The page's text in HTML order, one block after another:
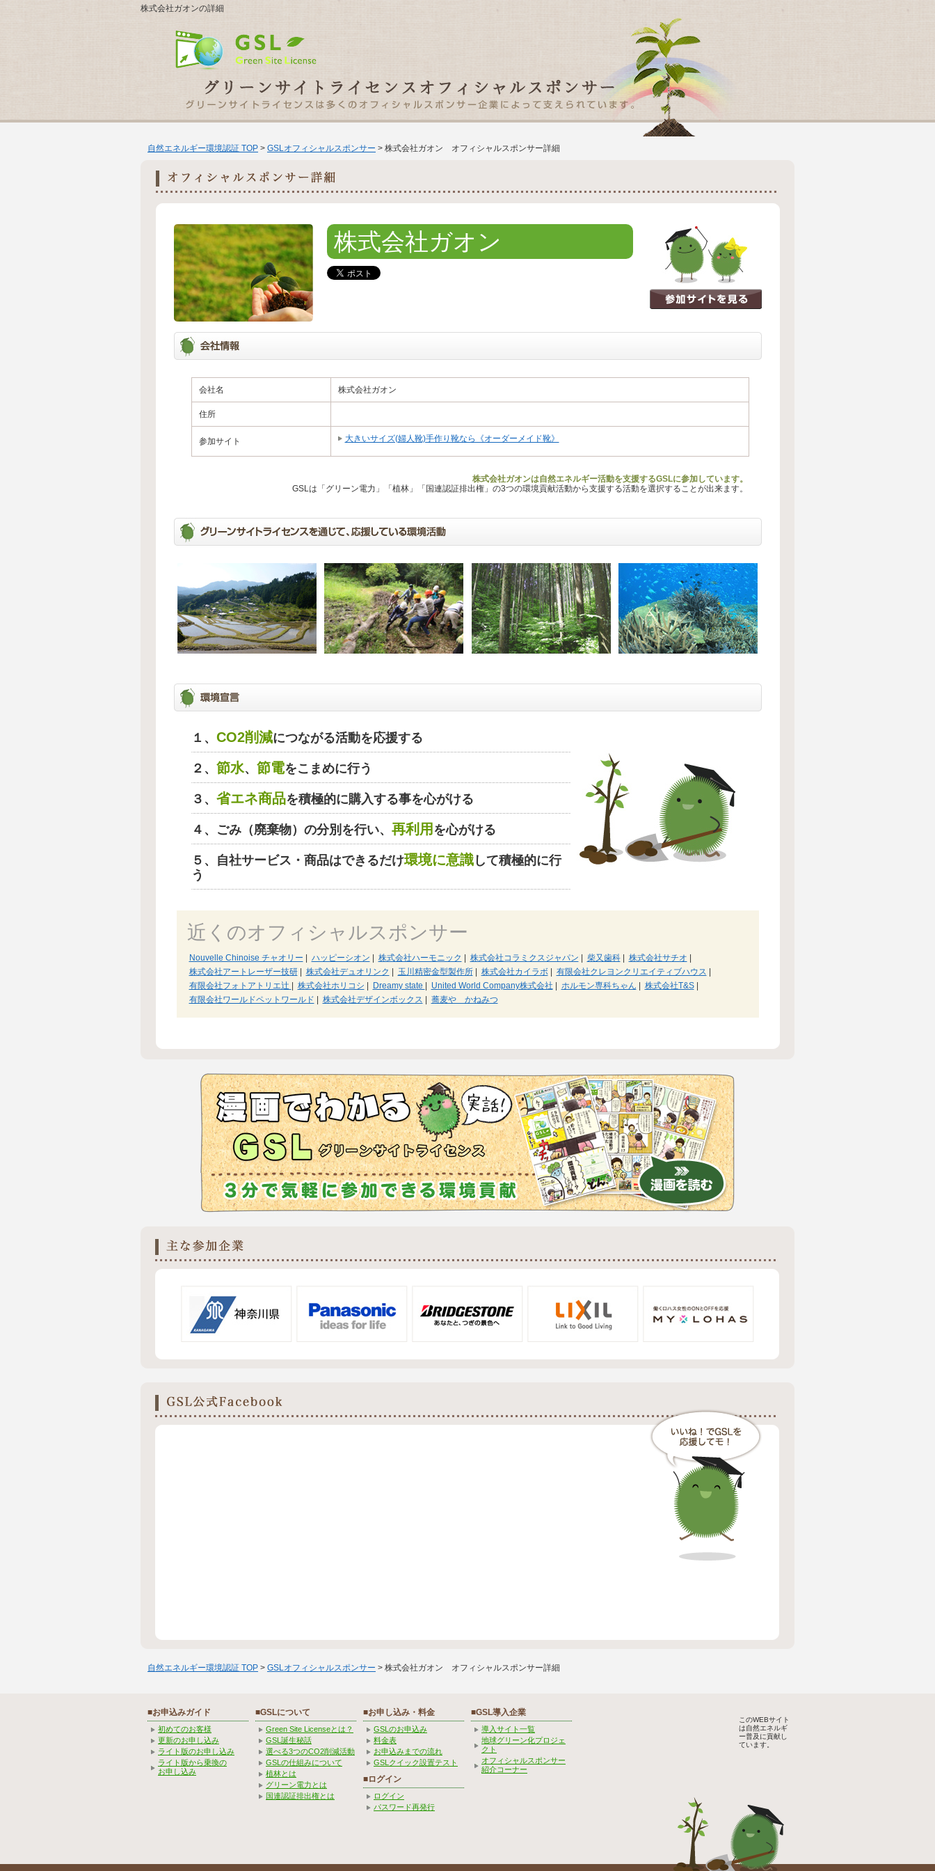
株式会社ガオンの詳細
自然エネルギー環境認証 TOP > GSLオフィシャルスポンサー > 株式会社ガオン オフィシャルスポンサー詳細
株式会社ガオン
会社名 株式会社ガオン
住所
参加サイト 大きいサイズ(婦人靴)手作り靴なら《オーダーメイド靴》
株式会社ガオンは自然エネルギー活動を支援するGSLに参加しています。
GSLは「グリーン電力」「植林」「国連認証排出権」の3つの環境貢献活動から支援する活動を選択することが出来ます。
１、 CO2削減につながる活動を応援する
２、 節水、 節電をこまめに行う
３、 省エネ商品を積極的に購入する事を心がける
４、ごみ（廃棄物）の分別を行い、 再利用 を心がける
５、自社サービス・商品はできるだけ環境に意識して積極的に行
う
近くのオフィシャルスポンサー
Nouvelle Chinoise チャオリー ハッピーシオン 株式会社ハーモニック 株式会社コラミクスジャパン 柴又歯科| 株式会社サチオ
株式会社アートレーザー技研| 株式会社デュオリンク 玉川精密金型製作所| 株式会社カイラボ| 有限会社クレヨンクリエイティブハウス
有限会社フォトアトリエ辻
株式会社ホリコシ Dreamy state United World Company株式会社 ホルモン専科ちゃん 株式会社T&S|
有限会社ワールドペットワールド
株式会社デザインボックス 蕎麦や かねみつ
自然エネルギー環境認証 TOP > GSLオフィシャルスポンサー > 株式会社ガオン オフィシャルスポンサー詳細
■お申込みガイド
初めてのお客様
更新のお申し込み
ライト版のお申し込み
ライト版から乗換の
お申し込み
■GSLについて
Green Site Licenseとは？
GSL誕生秘話
選べる3つのCO2削減活動
GSLの仕組みについて
植林とは
グリーン電力とは
国連認証排出権とは
■お申し込み・料金
GSLのお申込み
料金表
お申込みまでの流れ
GSLクイック設置テスト
■ログイン
ログイン
パスワード再発行
■GSL導入企業
導入サイト一覧
地球グリーン化プロジェ
クト
オフィシャルスポンサー
紹介コーナー
このWEBサイト
は自然エネルギ
ー普及に貢献し
ています。